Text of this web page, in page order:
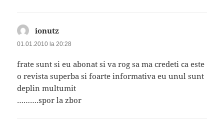
ionutz
01.01.2010 la 20:28
frate sunt si eu abonat si va rog sa ma credeti ca este
o revista superba si foarte informativa eu unul sunt
deplin multumit
……….spor la zbor